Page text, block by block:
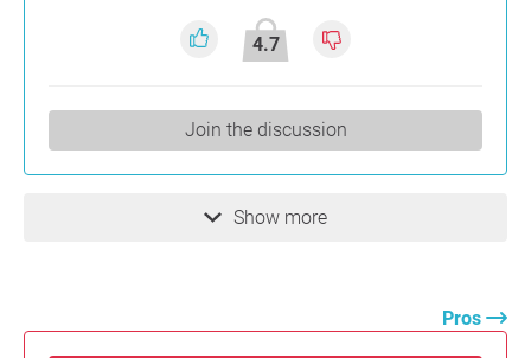
4.7
Join the discussion
Show more
Pros